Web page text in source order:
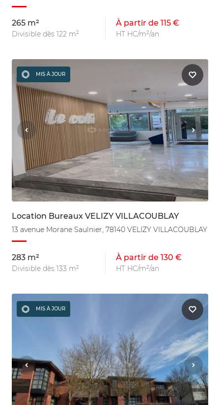
265 m²
Divisible dès 122 m²
À partir de 115 €
HT HC/m²/an
MIS À JOUR
Location Bureaux VELIZY VILLACOUBLAY
13 avenue Morane Saulnier, 78140 VELIZY VILLACOUBLAY
283 m²
Divisible dès 133 m²
À partir de 130 €
HT HC/m²/an
MIS À JOUR